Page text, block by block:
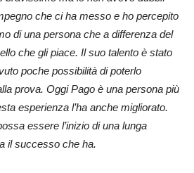
che ci ha messo e ho percepito
di una persona che a differenza del
che gli piace. Il suo talento è stato
poche possibilità di poterlo
prova. Oggi Pago è una persona più
esperienza l’ha anche migliorato.
essere l’inizio di una lunga
il successo che ha.